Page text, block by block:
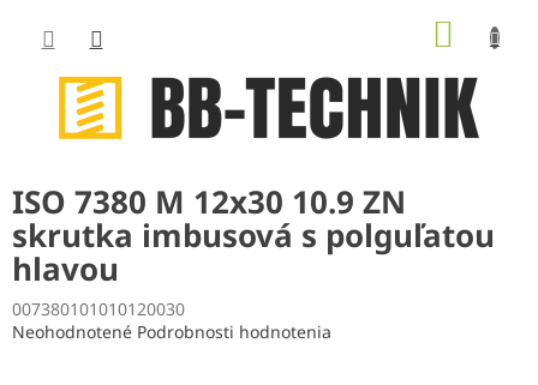
obsah
ISO 7380 M 12x30 10.9 ZN
skrutka imbusová s polguľatou
hlavou
007380101010120030
Priemerné
Neohodnotené Podrobnosti hodnotenia